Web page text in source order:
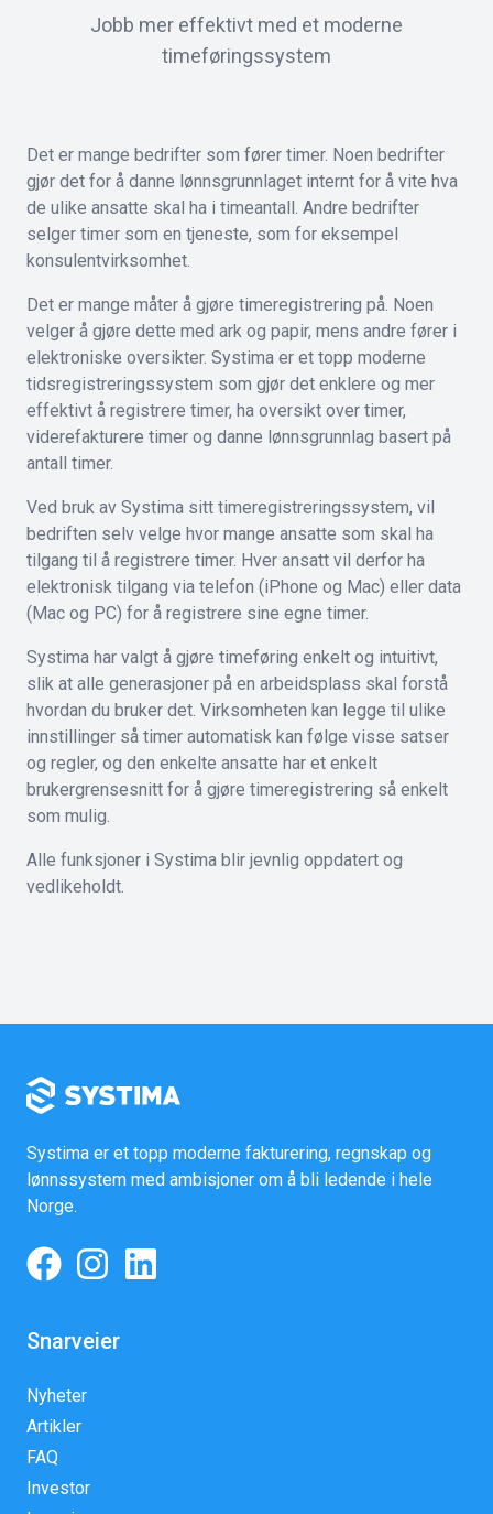
Jobb mer effektivt med et moderne
timeføringssystem
Det er mange bedrifter som fører timer. Noen bedrifter
gjør det for å danne lønnsgrunnlaget internt for å vite hva
de ulike ansatte skal ha i timeantall. Andre bedrifter
selger timer som en tjeneste, som for eksempel
konsulentvirksomhet.
Det er mange måter å gjøre timeregistrering på. Noen
velger å gjøre dette med ark og papir, mens andre fører i
elektroniske oversikter. Systima er et topp moderne
tidsregistreringssystem som gjør det enklere og mer
effektivt å registrere timer, ha oversikt over timer,
viderefakturere timer og danne lønnsgrunnlag basert på
antall timer.
Ved bruk av Systima sitt timeregistreringssystem, vil
bedriften selv velge hvor mange ansatte som skal ha
tilgang til å registrere timer. Hver ansatt vil derfor ha
elektronisk tilgang via telefon (iPhone og Mac) eller data
(Mac og PC) for å registrere sine egne timer.
Systima har valgt å gjøre timeføring enkelt og intuitivt,
slik at alle generasjoner på en arbeidsplass skal forstå
hvordan du bruker det. Virksomheten kan legge til ulike
innstillinger så timer automatisk kan følge visse satser
og regler, og den enkelte ansatte har et enkelt
brukergrensesnitt for å gjøre timeregistrering så enkelt
som mulig.
Alle funksjoner i Systima blir jevnlig oppdatert og
vedlikeholdt.
Systima er et topp moderne fakturering, regnskap og
lønnssystem med ambisjoner om å bli ledende i hele
Norge.
Snarveier
Nyheter
Artikler
FAQ
Investor